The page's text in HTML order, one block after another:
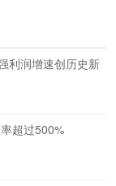
利润增速创历史新
超过500%